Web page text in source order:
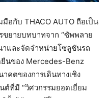
อกับ THACO AUTO ถือเป็น
ขยายบทบาทจาก “ซัพพลาย
าและจัดจำหน่ายโซลูชันรถ
นของ Mercedes-Benz
คตของการเดินทางเชิง
ที่มี “วิศวกรรมยอดเยี่ยม